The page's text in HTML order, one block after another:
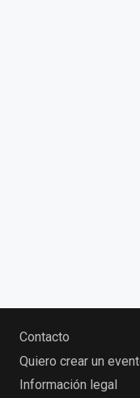
Contacto
Quiero crear un
Información legal